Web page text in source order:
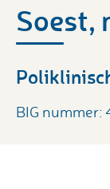
Soest,
BIG nummer: